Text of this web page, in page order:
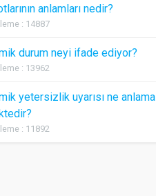
anlamları nedir?
: 14887
durum neyi ifade ediyor?
: 13962
yetersizlik uyarısı ne anlama
: 11892